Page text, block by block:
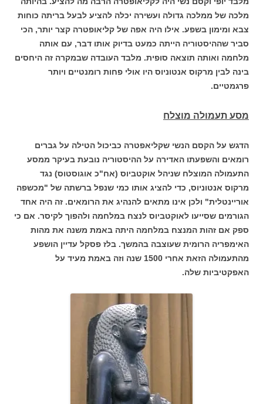
מלכה של ממלכה גדולה ועשירה יכלה להציע לבעל בריתה כוחות
צבא ומימון בשפע. אילו היה אפה של קליאופטרה קצר יותר, הכי
סביר שההיסטוריה הייתה כמעט בדיוק אותו דבר, עם אותה
מלחמה ואותה תוצאה סופית. מלבד העובדה שבמקרה זה היחסים
בינה לבין מרקוס אנטוניוס היו אולי פחות רומנטיים ויותר
פרגמטיים.
מסע תעמולה מוצלח
הדגש על הקסם הנשי שקליאפטרה כביכול הטילה על גברים
רומאים והשפעתו האדירה על ההיסטוריה נובעת בעיקר ממסע
התעמולה המוצלח שניהל אוקטביוס (אח"כ אוגוסטוס) נגד
מרקוס אנטוניוס, כדי להציג אותו כמי שנפל ברשתה של "מכשפה
אוריינטלית" ולכן אינו מתאים להנהיג את הרומאים. זה היה אחד
הגורמים שסייעו לאוקטביוס לנצח במלחמה ולהפוך לקיסר. אם כי
ספק אם זהות המנצח במלחמה היתה באמת משנה את מהות
האימפריה הרומית שעוצבה בהמשך. בלז פסקל עדיין הושפע
מהתעמולה הזאת אחרי 1500 שנה וזה באמת מעיד על
האפקטיביות שלה.